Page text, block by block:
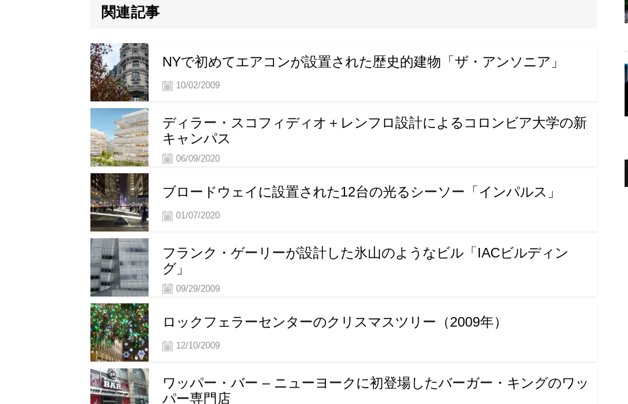
関連記事
10/02/2009
NYで初めてエアコンが設置された歴史的建物「ザ・アンソニア」
06/09/2020
ディラー・スコフィディオ＋レンフロ設計によるコロンビア大学の新
キャンパス
01/07/2020
ブロードウェイに設置された12台の光るシーソー「インパルス」
09/29/2009
フランク・ゲーリーが設計した氷山のようなビル「IACビルディン
グ」
12/10/2009
ロックフェラーセンターのクリスマスツリー（2009年）
ワッパー・バー – ニューヨークに初登場したバーガー・キングのワッ
パー専門店